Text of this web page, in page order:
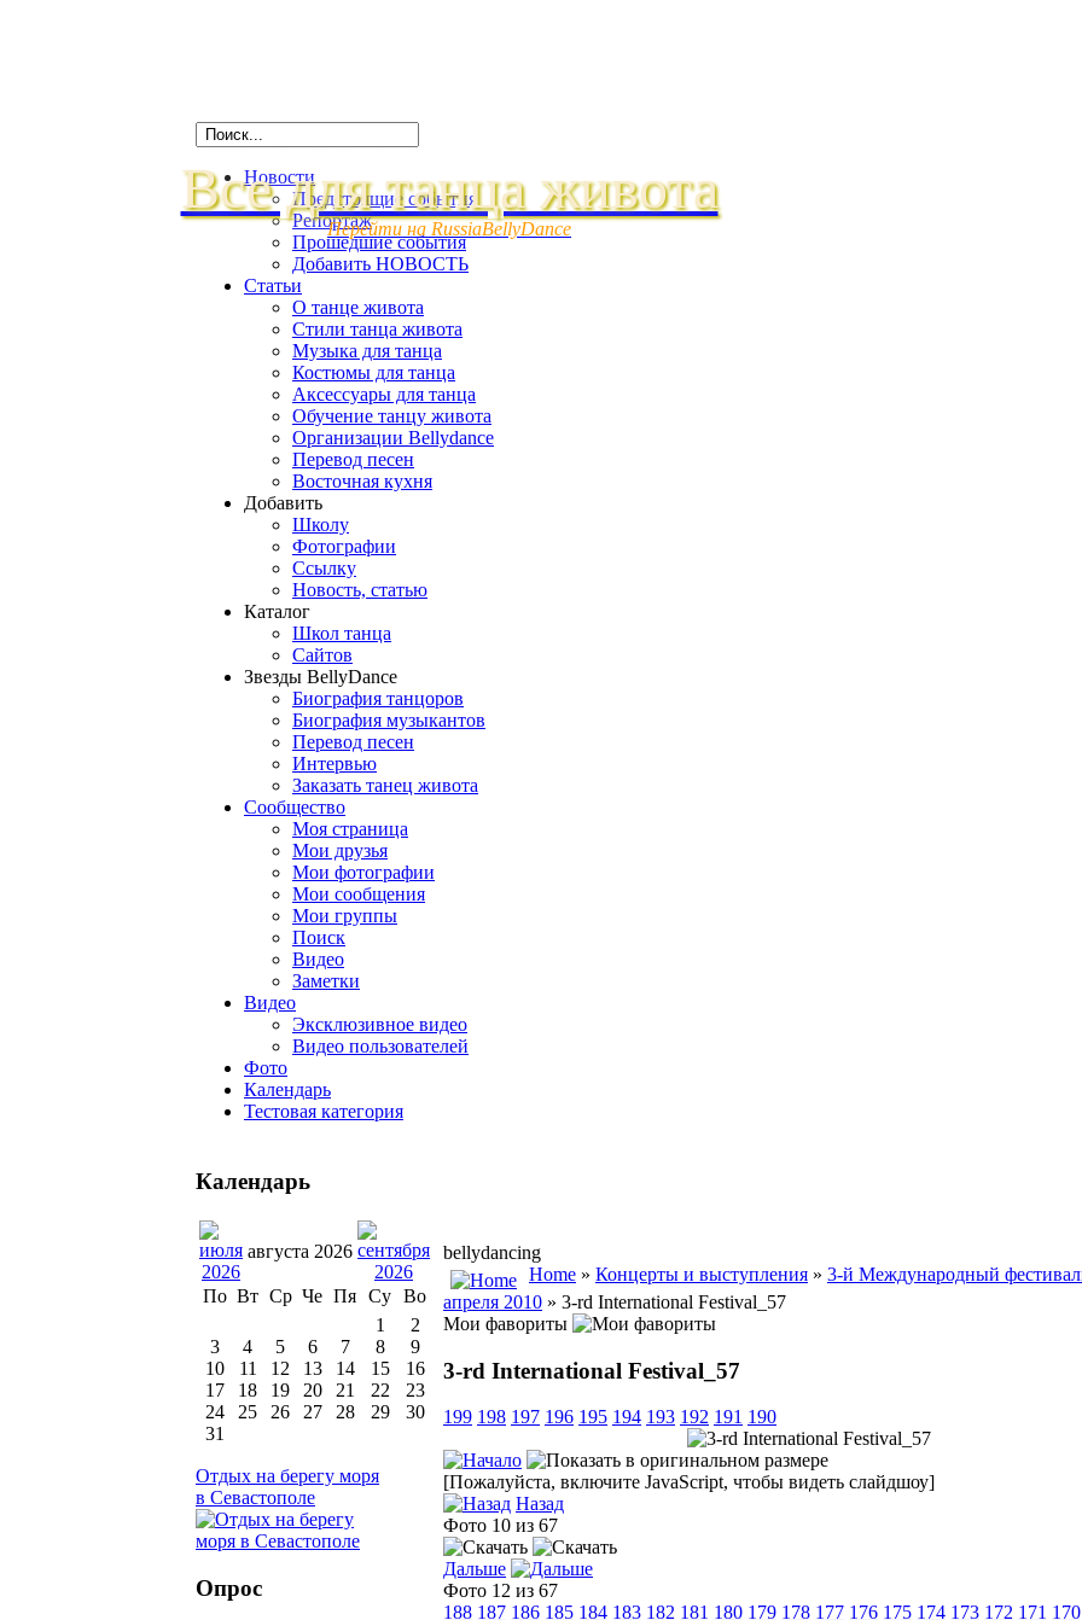
Все для танца живота
Перейти на RussiaBellyDance
Новости
Предстоящие события
Репортаж
Прошедшие события
Добавить НОВОСТЬ
Статьи
О танце живота
Стили танца живота
Музыка для танца
Костюмы для танца
Аксессуары для танца
Обучение танцу живота
Организации Bellydance
Перевод песен
Восточная кухня
Добавить
Школу
Фотографии
Ссылку
Новость, статью
Каталог
Школ танца
Сайтов
Звезды BellyDance
Биография танцоров
Биография музыкантов
Перевод песен
Интервью
Заказать танец живота
Сообщество
Моя страница
Мои друзья
Мои фотографии
Мои сообщения
Мои группы
Поиск
Видео
Заметки
Видео
Эксклюзивное видео
Видео пользователей
Фото
Календарь
Тестовая категория
bellydancing
Home » Концерты и выступления » 3-й Международный
апреля 2010 » 3-rd International Festival_57
Мои фавориты
3-rd International Festival_57
199 198 197 196 195 194 193 192 191 190
[Пожалуйста, включите JavaScript, чтобы видеть слайдшоу]
Назад
Фото 10 из 67
Дальше
Фото 12 из 67
188 187 186 185 184 183 182 181 180 179 178 177 176 175 174 173 172 171 170
Календарь
августа 2026
По Вт Ср Че Пя Су Во
1
2
3
4 5 6 7 8
9
10
11 12 13 14 15
16
17
18 19 20 21 22
23
24
25 26 27 28 29
30
31
Отдых на берегу моря
в Севастополе
Опрос